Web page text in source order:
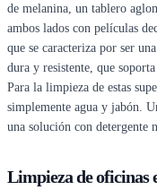
de melanina, un tablero
ambos lados con películas
que se caracteriza por ser
dura y resistente, que
Para la limpieza de estas
simplemente agua y jabón.
una solución con detergente
Limpieza de oficinas